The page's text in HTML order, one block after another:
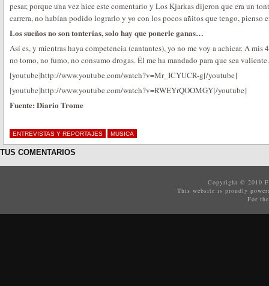
pesar, porque una vez hice este comentario y Los Kjarkas dijeron que era un
carrera, no habían podido lograrlo y yo con los pocos añitos que tengo, pienso
Los sueños no son tonterías, solo hay que ponerle ganas…
Así es, y mientras haya competencia (cantantes), yo no me voy a achicar. A mis
no tomo, no fumo, no consumo drogas. Él me ha mandado para que sea valiente.
[youtube]http://www.youtube.com/watch?v=Mr_ICYUCR-g[/youtube]
[youtube]http://www.youtube.com/watch?v=RWEYrQOOMGY[/youtube]
Fuente: Diario Trome
ENTREVISTAS Y REPORTAJES MUSICA
TUS COMENTARIOS
Copyright © 2010
This website is proudly
For